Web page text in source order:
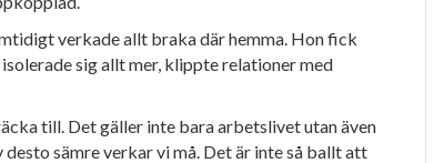
verkade allt braka där hemma. Hon fick
sig allt mer, klippte relationer med
till. Det gäller inte bara arbetslivet utan även
sämre verkar vi må. Det är inte så ballt att